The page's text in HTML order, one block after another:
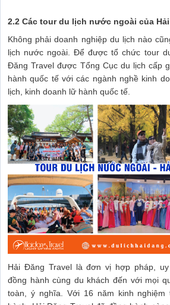
2.2 Các tour du lịch nước ngoài của
Không phải doanh nghiệp du lịch nào
lịch nước ngoài. Để được tổ chức tour
Đăng Travel được Tổng Cục du lịch cấp
hành quốc tế với các ngành nghề kinh
lịch, kinh doanh lữ hành quốc tế.
Hải Đăng Travel là đơn vị hợp pháp,
đồng hành cùng du khách đến với mọi
toàn, ý nghĩa. Với 16 năm kinh